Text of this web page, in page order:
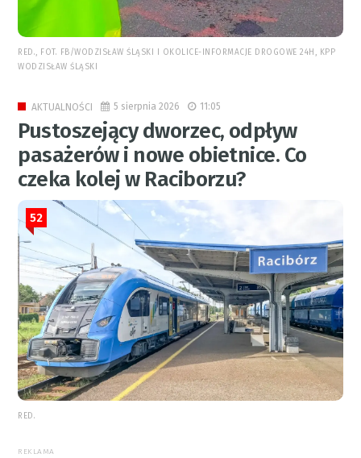
RED., FOT. FB/WODZISŁAW ŚLĄSKI I OKOLICE-INFORMACJE DROGOWE 24H, KPP
WODZISŁAW ŚLĄSKI
AKTUALNOŚCI 5 sierpnia 2026 11:05
Pustoszejący dworzec, odpływ
pasażerów i nowe obietnice. Co
czeka kolej w Raciborzu?
52
RED.
REKLAMA